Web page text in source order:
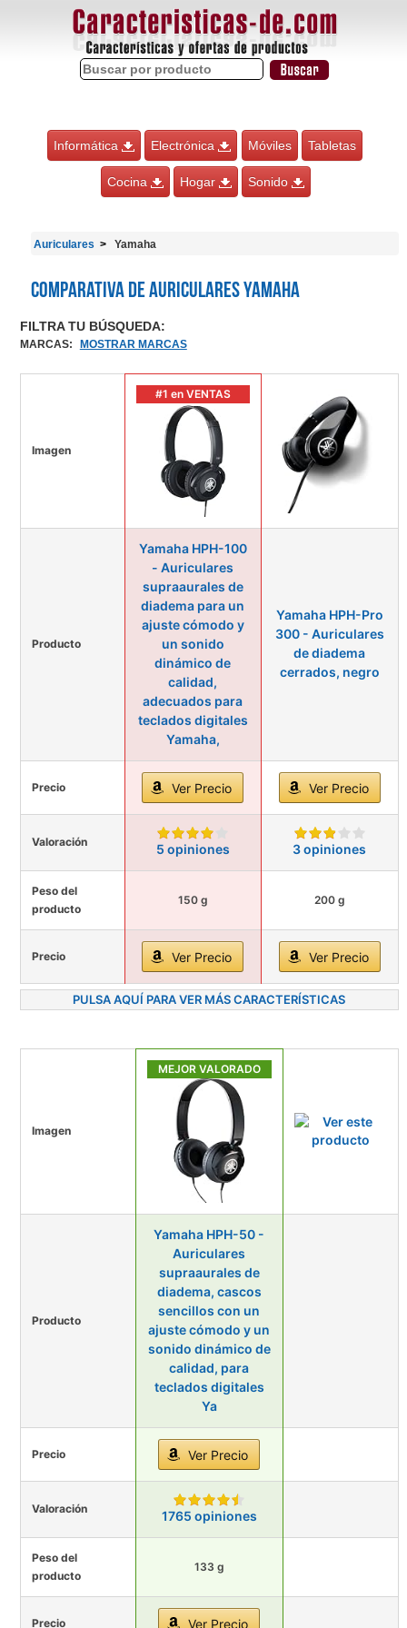
Informática Electrónica Móviles Tabletas
Cocina Hogar Sonido
Auriculares Yamaha
Comparativa de Auriculares Yamaha
FILTRA TU BÚSQUEDA:
MARCAS: MOSTRAR MARCAS
Imagen
#1 en VENTAS
Producto
Yamaha HPH-100
- Auriculares
supraaurales de
diadema para un
ajuste cómodo y
un sonido
dinámico de
calidad,
adecuados para
teclados digitales
Yamaha,
Yamaha HPH-Pro
300 - Auriculares
de diadema
cerrados, negro
Precio Ver Precio Ver Precio
Valoración 5 opiniones 3 opiniones
Peso del
producto
150 g 200 g
Precio Ver Precio Ver Precio
PULSA AQUÍ PARA VER MÁS CARACTERÍSTICAS
Imagen
MEJOR VALORADO
Producto
Yamaha HPH-50 -
Auriculares
supraaurales de
diadema, cascos
sencillos con un
ajuste cómodo y un
sonido dinámico de
calidad, para
teclados digitales
Ya
Precio Ver Precio
Valoración 1765 opiniones
Peso del
producto
133 g
Precio Ver Precio